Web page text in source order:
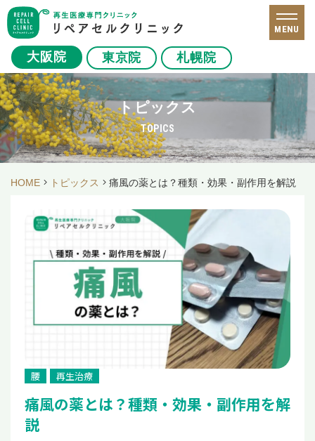
大阪院 東京院 札幌院
MENU
トピックス
TOPICS
HOME トピックス 痛風の薬とは？種類・効果・副作用を解説
腰 再生治療
痛風の薬とは？種類・効果・副作用を解
説